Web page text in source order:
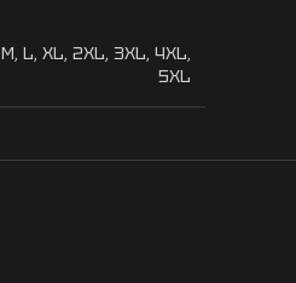
M, L, XL, 2XL, 3XL, 4XL,
5XL